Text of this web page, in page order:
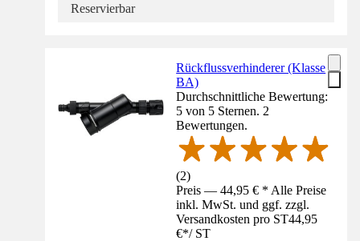
Reservierbar
Rückflussverhinderer (Klasse
BA)
Durchschnittliche Bewertung:
5 von 5 Sternen. 2
Bewertungen.
(2)
Preis — 44,95 € * Alle Preise
inkl. MwSt. und ggf. zzgl.
Versandkosten pro ST44,95
€*/ ST